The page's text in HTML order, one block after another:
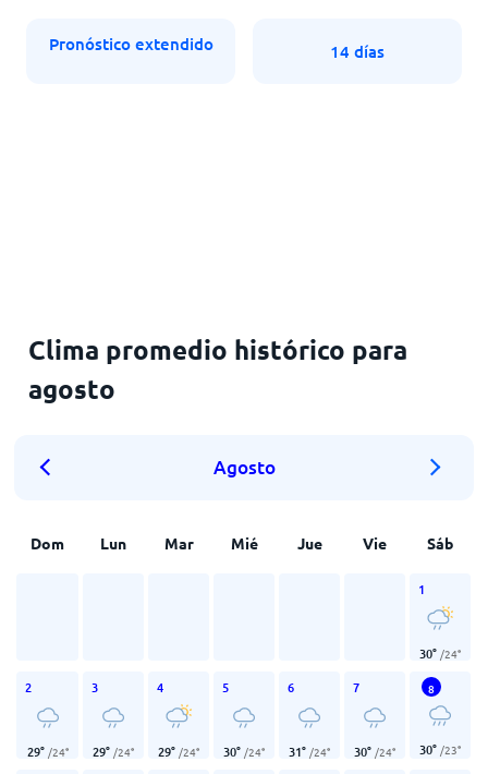
Pronóstico extendido 14 días
Clima promedio histórico para
agosto
Agosto
Dom Lun Mar Mié Jue Vie Sáb
1
30° /24°
2
29° /24°
3
29° /24°
4
29° /24°
5
30° /24°
6
31° /24°
7
30° /24°
8
30° /23°